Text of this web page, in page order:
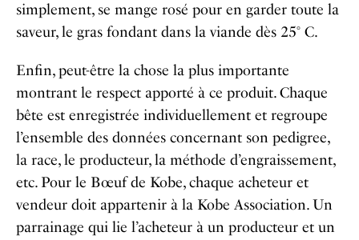
simplement, se mange rosé pour en garder toute la
saveur, le gras fondant dans la viande dès 25° C.
Enfin, peut-être la chose la plus importante
montrant le respect apporté à ce produit. Chaque
bête est enregistrée individuellement et regroupe
l’ensemble des données concernant son pedigree,
la race, le producteur, la méthode d’engraissement,
etc. Pour le Bœuf de Kobe, chaque acheteur et
vendeur doit appartenir à la Kobe Association. Un
parrainage qui lie l’acheteur à un producteur et un